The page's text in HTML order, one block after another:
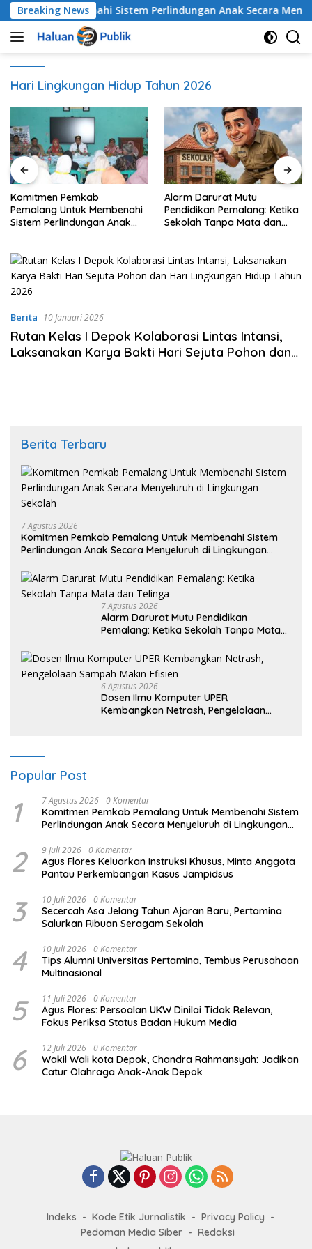
Langsung
ke
konten
Breaking News
Untuk Membenahi Sistem Perlindungan Anak Secara
Hari Lingkungan Hidup Tahun 2026
Komitmen Pemkab
Pemalang Untuk Membenahi
Sistem Perlindungan Anak
Alarm Darurat Mutu
Pendidikan Pemalang: Ketika
Sekolah Tanpa Mata dan
Berita 10 Januari 2026
Rutan Kelas I Depok Kolaborasi Lintas Intansi,
Laksanakan Karya Bakti Hari Sejuta Pohon dan
Berita Terbaru
7 Agustus 2026
Komitmen Pemkab Pemalang Untuk Membenahi Sistem
Perlindungan Anak Secara Menyeluruh di Lingkungan
7 Agustus 2026
Alarm Darurat Mutu Pendidikan
Pemalang: Ketika Sekolah Tanpa Mata
6 Agustus 2026
Dosen Ilmu Komputer UPER
Kembangkan Netrash, Pengelolaan
Popular Post
1 7 Agustus 2026 0 Komentar
Komitmen Pemkab Pemalang Untuk Membenahi Sistem
Perlindungan Anak Secara Menyeluruh di Lingkungan
2 9 Juli 2026 0 Komentar
Agus Flores Keluarkan Instruksi Khusus, Minta Anggota
Pantau Perkembangan Kasus Jampidsus
3 10 Juli 2026 0 Komentar
Secercah Asa Jelang Tahun Ajaran Baru, Pertamina
Salurkan Ribuan Seragam Sekolah
4 10 Juli 2026 0 Komentar
Tips Alumni Universitas Pertamina, Tembus Perusahaan
Multinasional
5 11 Juli 2026 0 Komentar
Agus Flores: Persoalan UKW Dinilai Tidak Relevan,
Fokus Periksa Status Badan Hukum Media
6 12 Juli 2026 0 Komentar
Wakil Wali kota Depok, Chandra Rahmansyah: Jadikan
Catur Olahraga Anak-Anak Depok
Indeks Kode Etik Jurnalistik
Privacy Policy
Pedoman Media Siber
Redaksi